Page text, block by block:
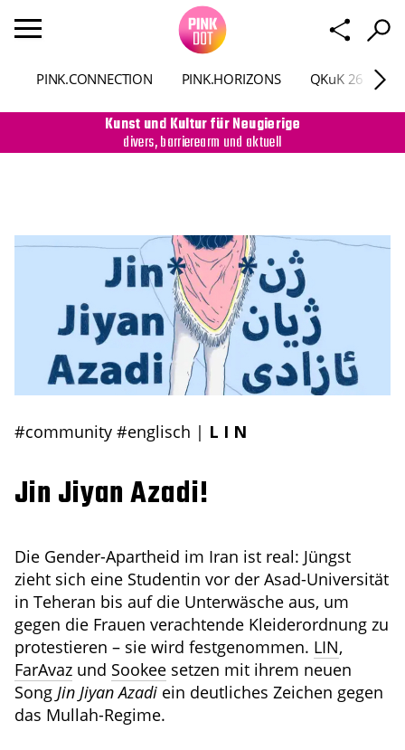
PINK.CONNECTION PINK.HORIZONS QKuK 26
Kunst und Kultur für Neugierige
divers, barrierearm und aktuell
#community #englisch | L I N
Jin Jiyan Azadi!
Die Gender-Apartheid im Iran ist real: Jüngst
zieht sich eine Studentin vor der Asad-Universität
in Teheran bis auf die Unterwäsche aus, um
gegen die Frauen verachtende Kleiderordnung zu
protestieren – sie wird festgenommen. LIN,
FarAvaz und Sookee setzen mit ihrem neuen
Song Jin Jiyan Azadi ein deutliches Zeichen gegen
das Mullah-Regime.